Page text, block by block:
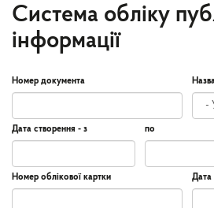
Система обліку
інформації
Номер документа
Дата створення - з
Дата
Дата
створення
по
Номер облікової картки Дата